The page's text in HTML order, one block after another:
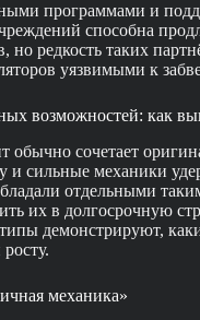
программами и
способна
но редкость таких
уязвимыми к
возможностей: как
обычно сочетает
и сильные механики
отдельными
их в долгосрочную
демонстрируют,
механика»